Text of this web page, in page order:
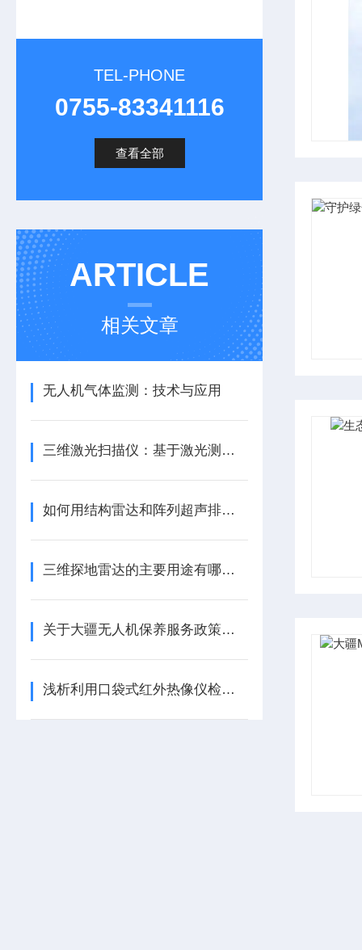
TEL-PHONE
0755-83341116
查看全部
ARTICLE
相关文章
无人机气体监测：技术与应用
三维激光扫描仪：基于激光测距的精准三维重建技术揭秘
如何用结构雷达和阵列超声排查新建隧道渗水点？
三维探地雷达的主要用途有哪些呢？
关于大疆无人机保养服务政策，你了解多少
浅析利用口袋式红外热像仪检测地暖的步骤